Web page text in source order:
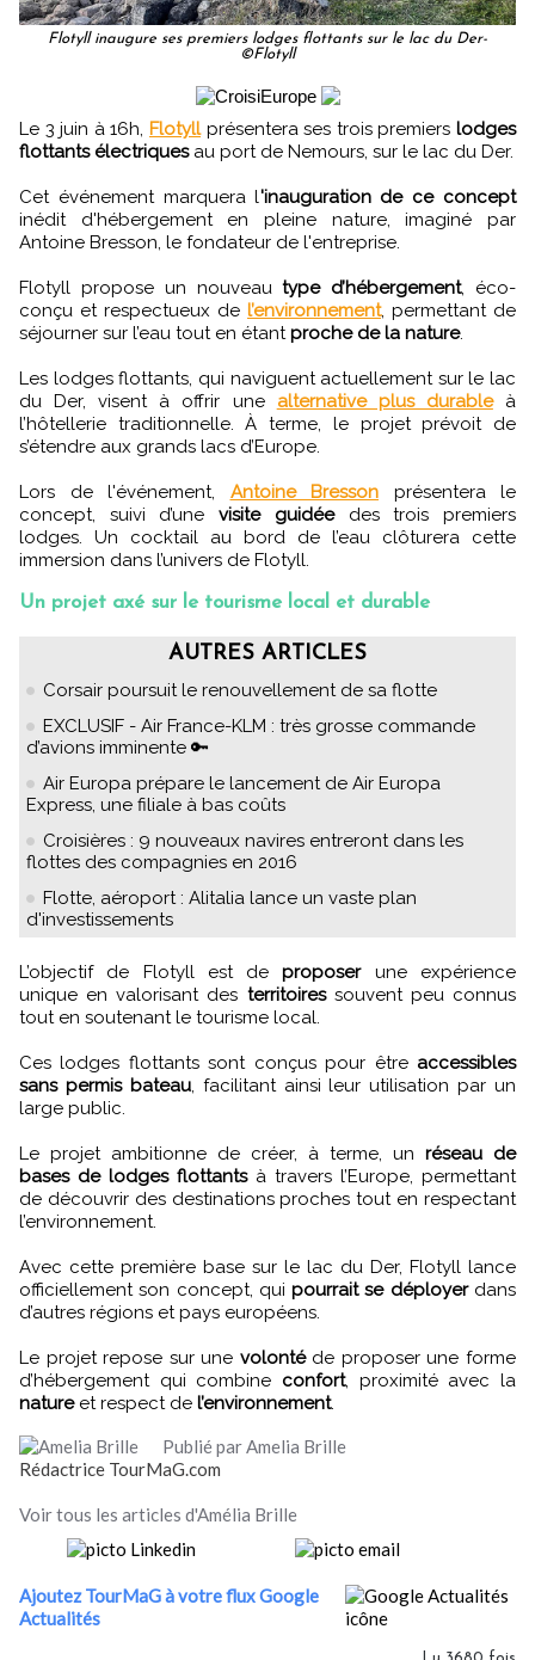
Flotyll inaugure ses premiers lodges flottants sur le lac du Der-
©Flotyll
Le 3 juin à 16h, Flotyllprésentera ses trois premiers lodges
flottants électriquesau port de Nemours, sur le lac du Der.
Cet événement marquera l'inauguration de ce concept
inédit d'hébergement en pleine nature, imaginé par
Antoine Bresson, le fondateur de l'entreprise.
Flotyll propose un nouveautype d’hébergement, éco-
conçu et respectueux de l’environnement, permettant de
séjourner sur l’eau tout en étantproche de la nature.
Les lodges flottants, qui naviguent actuellement sur le lac
du Der, visent à offrir une alternative plus durableà
l’hôtellerie traditionnelle. À terme, le projet prévoit de
s’étendre aux grands lacs d’Europe.
Lors de l'événement, Antoine Bresson présentera le
concept, suivi d’unevisite guidéedes trois premiers
lodges. Un cocktail au bord de l’eau clôturera cette
immersion dans l’univers de Flotyll.
Un projet axé sur le tourisme local et durable
AUTRES ARTICLES
Corsair poursuit le renouvellement de sa flotte
EXCLUSIF - Air France-KLM : très grosse commande
d’avions imminente 🔑
Air Europa prépare le lancement de Air Europa
Express, une filiale à bas coûts
Croisières : 9 nouveaux navires entreront dans les
flottes des compagnies en 2016
Flotte, aéroport : Alitalia lance un vaste plan
d'investissements
L’objectif de Flotyll est deproposerune expérience
unique en valorisant des territoiressouvent peu connus
tout en soutenant le tourisme local.
Ces lodges flottants sont conçus pour êtreaccessibles
sans permis bateau, facilitant ainsi leur utilisation par un
large public.
Le projet ambitionne de créer, à terme, un réseau de
bases de lodges flottantsà travers l’Europe, permettant
de découvrir des destinations proches tout en respectant
l’environnement.
Avec cette première base sur le lac du Der, Flotyll lance
officiellement son concept, quipourrait se déployerdans
d’autres régions et pays européens.
Le projet repose sur une volontéde proposer une forme
d’hébergement qui combine confort, proximité avec la
natureet respect de l’environnement.
Publié par Amelia Brille
Rédactrice TourMaG.com
Voir tous les articles d'Amélia Brille
Ajoutez TourMaG à votre flux Google
Actualités